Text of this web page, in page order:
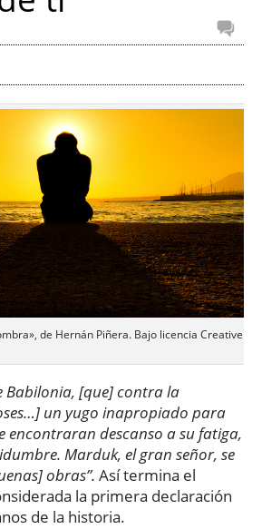
de Hernán Piñera. Bajo licencia Creative
Babilonia, [que] contra la
un yugo inapropiado para
encontraran descanso a su fatiga,
Marduk, el gran señor, se
obras”. Así termina el
la primera declaración
de la historia.